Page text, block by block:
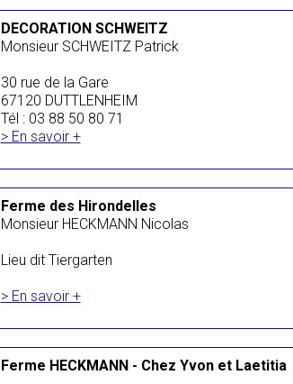
DECORATION SCHWEITZ
Monsieur SCHWEITZ Patrick
30 rue de la Gare
67120 DUTTLENHEIM
Tél : 03 88 50 80 71
> En savoir +
Ferme des Hirondelles
Monsieur HECKMANN Nicolas
Lieu dit Tiergarten
> En savoir +
Ferme HECKMANN - Chez Yvon et Laetitia